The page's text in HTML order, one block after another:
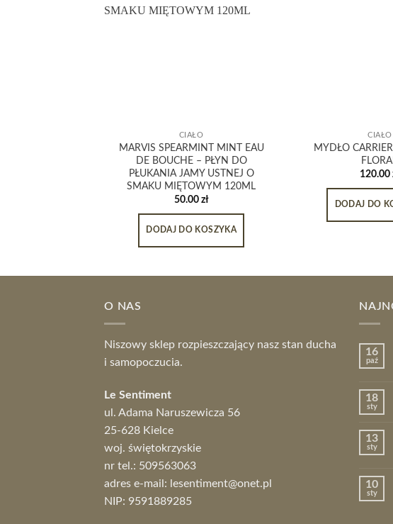
CIAŁO
MARVIS SPEARMINT MINT EAU
DE BOUCHE – PŁYN DO
PŁUKANIA JAMY USTNEJ O
SMAKU MIĘTOWYM 120ML
50.00 zł
DODAJ DO KOSZYKA
CIAŁO
MYDŁO
120.00
DODAJ DO
O NAS
Niszowy sklep rozpieszczający nasz stan ducha
i samopoczucia.
Le Sentiment
ul. Adama Naruszewicza 56
25-628 Kielce
woj. świętokrzyskie
nr tel.: 509563063
adres e-mail: lesentiment@onet.pl
NIP: 9591889285
16
paź
18
sty
13
sty
10
sty